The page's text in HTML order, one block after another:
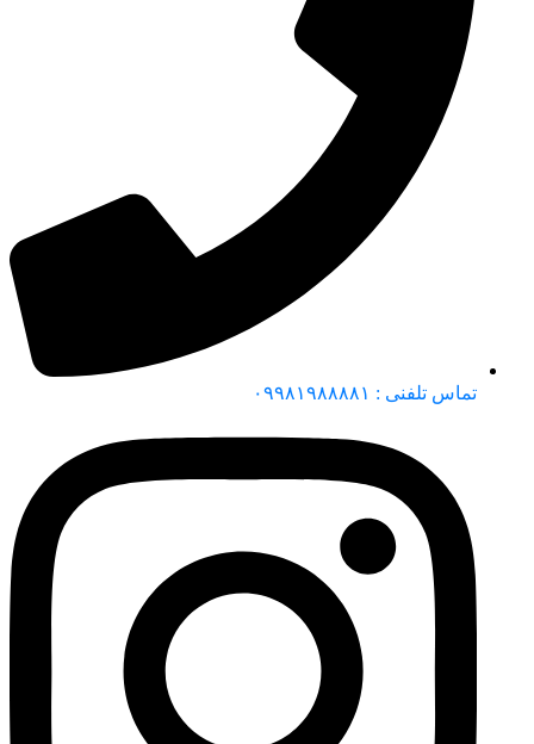
تماس تلفنی : ۰۹۹۸۱۹۸۸۸۸۱